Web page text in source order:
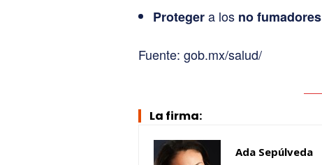
Protegera los no fumadores
Fuente: gob.mx/salud/
La firma:
Ada Sepúlveda